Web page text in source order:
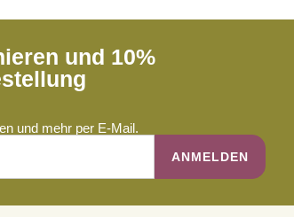
und 10%
und mehr per E-Mail.